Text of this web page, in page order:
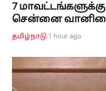
7
சென்னை வானிலை
தமிழ்நாடு 1 hour ago